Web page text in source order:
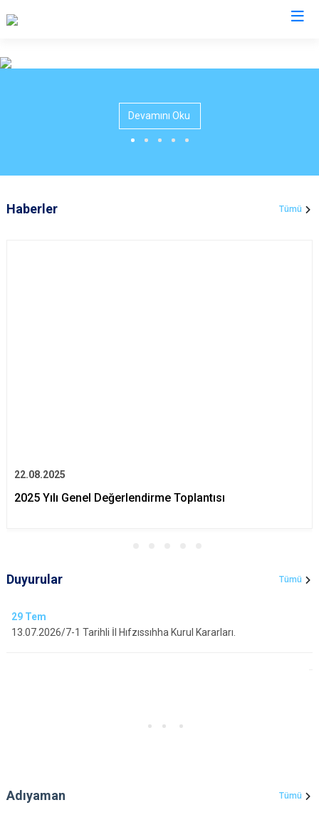
Devamını Oku
Haberler Tümü
22.08.2025
2025 Yılı Genel Değerlendirme Toplantısı
Duyurular Tümü
29 Tem
13.07.2026/7-1 Tarihli İl Hıfzıssıhha Kurul Kararları.
Adıyaman Tümü